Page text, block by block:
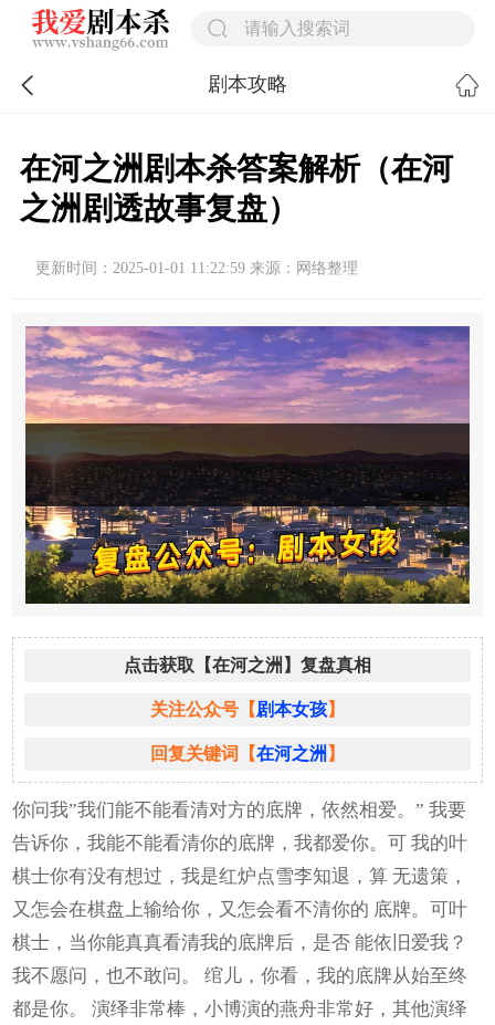
剧本攻略
在河之洲剧本杀答案解析（在河
之洲剧透故事复盘）
更新时间：2025-01-01 11:22:59 来源：网络整理
点击获取【在河之洲】复盘真相
关注公众号【剧本女孩】
回复关键词【在河之洲 】
你问我”我们能不能看清对方的底牌，依然相爱。” 我要
告诉你，我能不能看清你的底牌，我都爱你。可 我的叶
棋士你有没有想过，我是红炉点雪李知退，算 无遗策，
又怎会在棋盘上输给你，又怎会看不清你的 底牌。可叶
棋士，当你能真真看清我的底牌后，是否 能依旧爱我？
我不愿问，也不敢问。 绾儿，你看，我的底牌从始至终
都是你。 演绎非常棒，小博演的燕舟非常好，其他演绎